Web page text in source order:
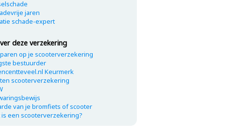
jaren
schade-expert
deze verzekering
op je scooterverzekering
bestuurder
Keurmerk
scooterverzekering
van je bromfiets of scooter
is een scooterverzekering?